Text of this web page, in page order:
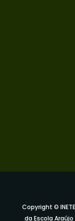
Copyright ©
da Escola Araújo